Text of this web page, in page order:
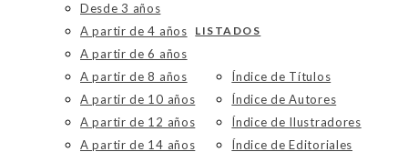
Desde 3 años
A partir de 4 años
A partir de 6 años
A partir de 8 años
A partir de 10 años
A partir de 12 años
A partir de 14 años
LISTADOS
Índice de Títulos
Índice de Autores
Índice de Ilustradores
Índice de Editoriales